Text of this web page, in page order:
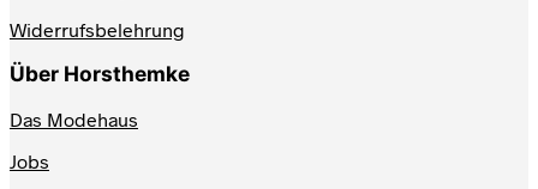
Widerrufsbelehrung
Über Horsthemke
Das Modehaus
Jobs